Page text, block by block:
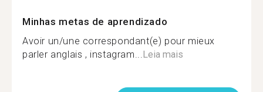
Minhas metas de aprendizado
Avoir un/une correspondant(e) pour mieux
parler anglais , instagram...Leia mais